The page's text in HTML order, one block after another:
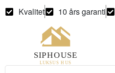
Kvalitet 10 års garanti